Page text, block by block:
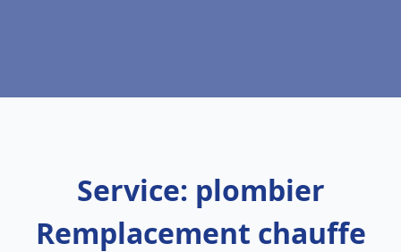
Service: plombier
Remplacement chauffe